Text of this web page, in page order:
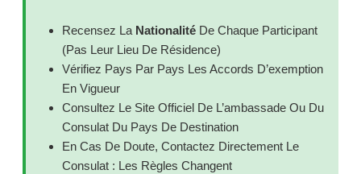
Recensez La Nationalité De Chaque Participant
(pas Leur Lieu De Résidence)
Vérifiez Pays Par Pays Les Accords D’exemption
En Vigueur
Consultez Le Site Officiel De L’ambassade Ou Du
Consulat Du Pays De Destination
En Cas De Doute, Contactez Directement Le
Consulat : Les Règles Changent